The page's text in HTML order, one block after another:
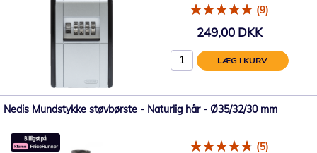
(9)
249,00 DKK
LÆG I KURV
Nedis Mundstykke støvbørste - Naturlig hår - Ø35/32/30 mm
(5)